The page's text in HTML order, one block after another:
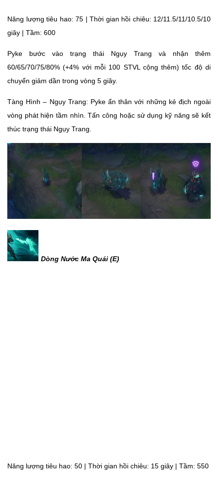
Năng lượng tiêu hao: 75 | Thời gian hồi chiêu: 12/11.5/11/10.5/10
giây | Tầm: 600
Pyke bước vào trạng thái Ngụy Trang và nhận thêm
60/65/70/75/80% (+4% với mỗi 100 STVL cộng thêm) tốc độ di
chuyển giảm dần trong vòng 5 giây.
Tàng Hình – Ngụy Trang: Pyke ẩn thân với những kẻ địch ngoài
vòng phát hiện tầm nhìn. Tấn công hoặc sử dụng kỹ năng sẽ kết
thúc trạng thái Ngụy Trang.
Dòng Nước Ma Quái (E)
Năng lượng tiêu hao: 50 | Thời gian hồi chiêu: 15 giây | Tầm: 550